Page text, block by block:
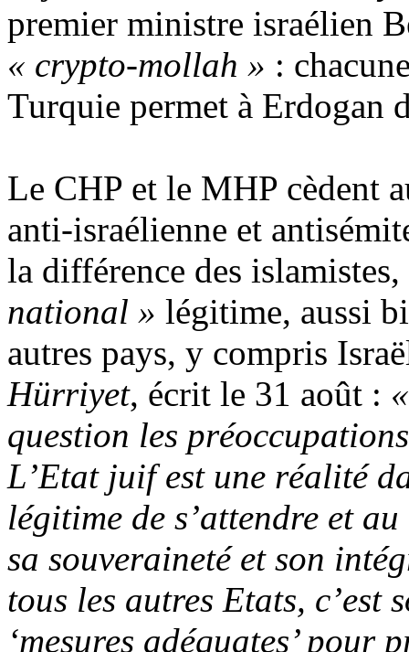
premier ministre israélien
« crypto-mollah » :
Turquie permet à Erdogan
Le CHP et le MHP cèdent
anti-israélienne et
la différence des
national » légitime, aussi
autres pays, y compris
Hürriyet, écrit le 31 août :
question les
L’Etat juif est une réalité
légitime de s’attendre et
sa souveraineté et son
tous les autres Etats, c’est
‘mesures adéquates’ pour